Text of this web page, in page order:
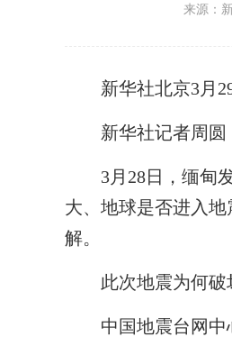
来源：
新华社北京3月
新华社记者周圆
3月28日，缅甸发
大、地球是否进入地
解。
此次地震为何破
中国地震台网中心